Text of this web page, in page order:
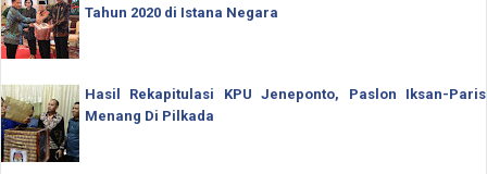
Tahun 2020 di Istana Negara
Hasil Rekapitulasi KPU Jeneponto, Paslon Iksan-Paris
Menang Di Pilkada